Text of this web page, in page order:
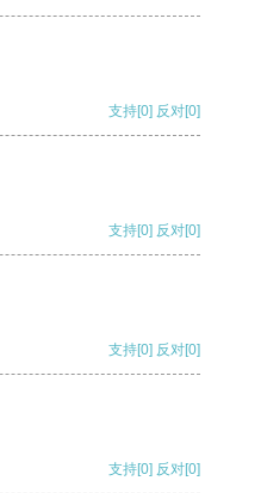
支持[0] 反对[0]
支持[0] 反对[0]
支持[0] 反对[0]
支持[0] 反对[0]